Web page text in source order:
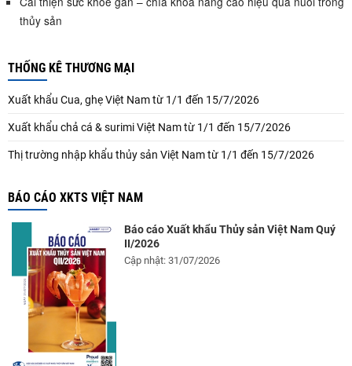
thủy sản
THỐNG KÊ THƯƠNG MẠI
Xuất khẩu Cua, ghẹ Việt Nam từ 1/1 đến 15/7/2026
Xuất khẩu chả cá & surimi Việt Nam từ 1/1 đến 15/7/2026
Thị trường nhập khẩu thủy sản Việt Nam từ 1/1 đến 15/7/2026
BÁO CÁO XKTS VIỆT NAM
Báo cáo Xuất khẩu Thủy sản Việt Nam Quý
II/2026
Cập nhật: 31/07/2026